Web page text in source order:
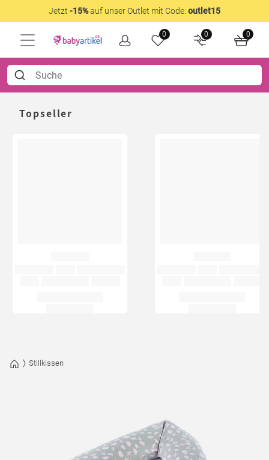
Jetzt -15%auf unser Outlet mit Code: outlet15
0 0 0
Topseller
Stillkissen